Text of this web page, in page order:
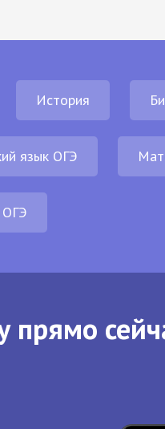
История
язык ОГЭ
ОГЭ
прямо